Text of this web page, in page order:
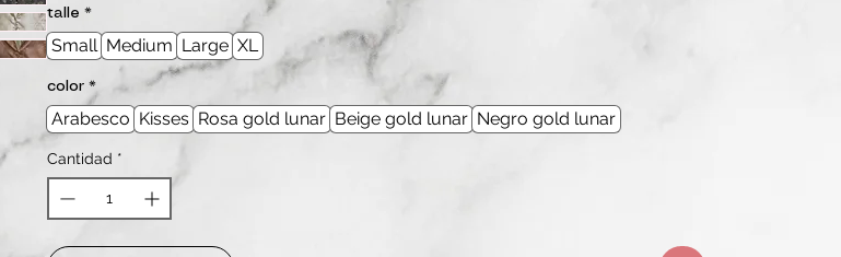
oferta
talle *
Small Medium Large XL
color *
Arabesco Kisses Rosa gold lunar Beige gold lunar Negro gold lunar
Cantidad *